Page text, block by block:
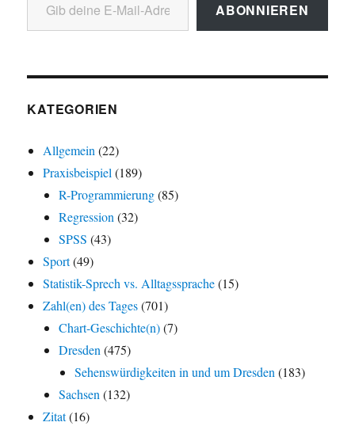
ABONNIEREN
KATEGORIEN
Allgemein (22)
Praxisbeispiel (189)
R-Programmierung(85)
Regression (32)
SPSS (43)
Sport(49)
Statistik-Sprech vs. Alltagssprache(15)
Zahl(en) des Tages(701)
Chart-Geschichte(n)(7)
Dresden (475)
Sehenswürdigkeiten in und um Dresden (183)
Sachsen (132)
Zitat(16)